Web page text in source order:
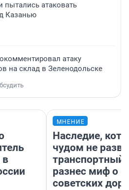
пытались атаковать
Казанью
атаку
на склад в Зеленодольске
в
МНЕНИЕ
Наследие,
чудом не
транспортный
разнес миф о
советских